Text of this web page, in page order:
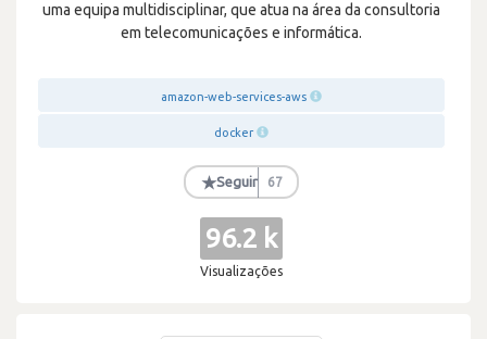
uma equipa multidisciplinar, que atua na área da consultoria
em telecomunicações e informática.
amazon-web-services-aws
docker
★Seguir 67
96.2 k
Visualizações